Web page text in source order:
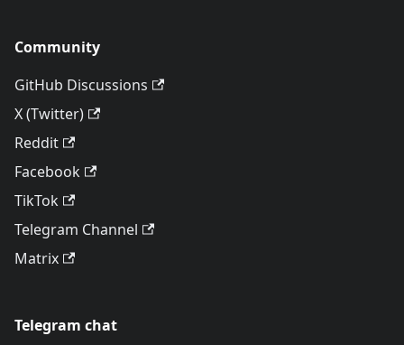
Community
GitHub Discussions
X (Twitter)
Reddit
Facebook
TikTok
Telegram Channel
Matrix
Telegram chat